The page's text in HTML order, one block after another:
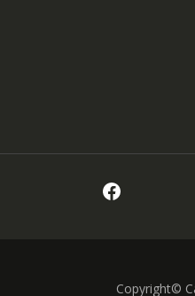
Facebook
Copyright©